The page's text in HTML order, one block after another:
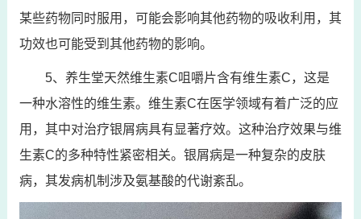
某些药物同时服用，可能会影响其他药物的吸收利用，其
功效也可能受到其他药物的影响。
5、养生堂天然维生素C咀嚼片含有维生素C，这是
一种水溶性的维生素。维生素C在医学领域有着广泛的应
用，其中对治疗银屑病具有显著疗效。这种治疗效果与维
生素C的多种特性紧密相关。银屑病是一种复杂的皮肤
病，其发病机制涉及氨基酸的代谢紊乱。